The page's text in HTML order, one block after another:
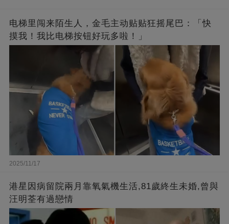
电梯里闯来陌生人，金毛主动贴贴狂摇尾巴：「快
摸我！我比电梯按钮好玩多啦！」
2025/11/17
港星因病留院兩月靠氧氣機生活,81歲終生未婚,曾與
汪明荃有過戀情